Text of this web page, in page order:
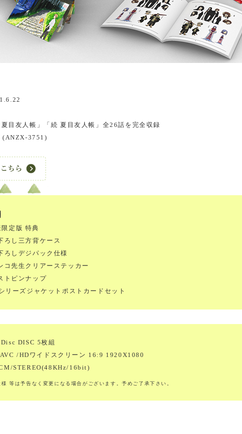
目友人帳」「続 夏目友人帳」全26話を完全収録
(ANZX-3751)
定版 特典
ろし三方背ケース
ろしデジパック仕様
コ先生クリアーステッカー
トピンナップ
リーズジャケットポストカードセット
DISC 5枚組
/HDワイドスクリーン 16:9 1920X1080
STEREO(48KHz/16bit)
等は予告なく変更になる場合がございます。予めご了承下さい。